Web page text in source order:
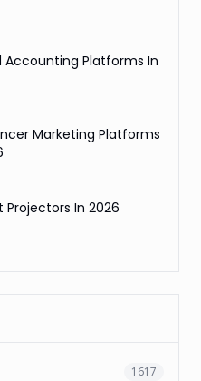
Accounting Platforms In
Marketing Platforms
Projectors In 2026
1617